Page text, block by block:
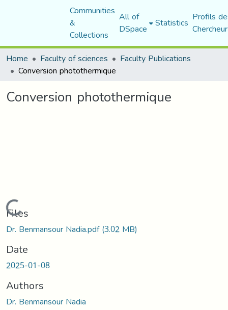
Communities
&
Collections
All of
DSpace Statistics Profils
Home
Faculty of sciences Faculty Publications
Conversion photothermique
Conversion photothermique
Loading...
Files
Dr. Benmansour Nadia.pdf(3.02 MB)
Date
2025-01-08
Authors
Dr. Benmansour Nadia